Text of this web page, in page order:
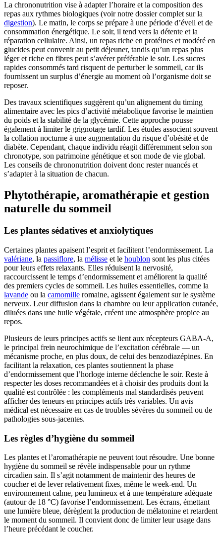
La chrononutrition vise à adapter l’horaire et la composition des
repas aux rythmes biologiques (voir notre dossier complet sur la
digestion). Le matin, le corps se prépare à une période d’éveil et de
consommation énergétique. Le soir, il tend vers la détente et la
réparation cellulaire. Ainsi, un repas riche en protéines et modéré en
glucides peut convenir au petit déjeuner, tandis qu’un repas plus
léger et riche en fibres peut s’avérer préférable le soir. Les sucres
rapides consommés tard risquent de perturber le sommeil, car ils
fournissent un surplus d’énergie au moment où l’organisme doit se
reposer.
Des travaux scientifiques suggèrent qu’un alignement du timing
alimentaire avec les pics d’activité métabolique favorise le maintien
du poids et la stabilité de la glycémie. Cette approche pousse
également à limiter le grignotage tardif. Les études associent souvent
la collation nocturne à une augmentation du risque d’obésité et de
diabète. Cependant, chaque individu réagit différemment selon son
chronotype, son patrimoine génétique et son mode de vie global.
Les conseils de chrononutrition doivent donc rester nuancés et
s’adapter à la situation de chacun.
Phytothérapie, aromathérapie et gestion
naturelle du sommeil
Les plantes sédatives et anxiolytiques
Certaines plantes apaisent l’esprit et facilitent l’endormissement. La
valériane, la passiflore, la mélisse et le houblon sont les plus citées
pour leurs effets relaxants. Elles réduisent la nervosité,
raccourcissent le temps d’endormissement et améliorent la qualité
des premiers cycles de sommeil. Les huiles essentielles, comme la
lavande ou la camomille romaine, agissent également sur le système
nerveux. Leur diffusion dans la chambre ou leur application cutanée,
diluées dans une huile végétale, créent une atmosphère propice au
repos.
Plusieurs de leurs principes actifs se lient aux récepteurs GABA-A,
le principal frein neurochimique de l’excitation cérébrale — un
mécanisme proche, en plus doux, de celui des benzodiazépines. En
facilitant la relaxation, ces plantes soutiennent la phase
d’endormissement que l’horloge interne déclenche le soir. Reste à
respecter les doses recommandées et à choisir des produits dont la
qualité est contrôlée : les compléments mal standardisés peuvent
afficher des teneurs en principes actifs très variables. Un avis
médical est nécessaire en cas de troubles sévères du sommeil ou de
pathologies sous-jacentes.
Les règles d’hygiène du sommeil
Les plantes et l’aromathérapie ne peuvent tout résoudre. Une bonne
hygiène du sommeil se révèle indispensable pour un rythme
circadien sain. Il s’agit notamment de maintenir des heures de
coucher et de lever relativement fixes, même le week-end. Un
environnement calme, peu lumineux et à une température adéquate
(autour de 18 °C) favorise l’endormissement. Les écrans, émettant
une lumière bleue, dérèglent la production de mélatonine et retardent
le moment du sommeil. Il convient donc de limiter leur usage dans
l’heure précédant le coucher.